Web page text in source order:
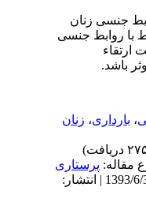
جنسی زنان
با روابط جنسی
باشد.
،بارداری،زنان
پرستاری
دریافت: 1390/9/23 | پذیرش: 1393/6/3 | انتشار: